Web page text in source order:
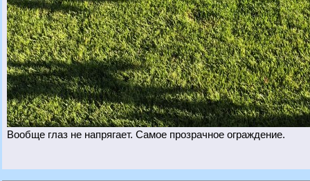
Вообще глаз не напрягает. Самое прозрачное ограждение.